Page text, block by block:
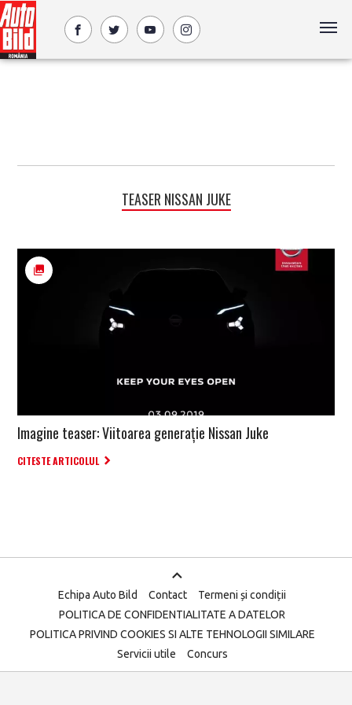
TEASER NISSAN JUKE
Imagine teaser: Viitoarea generație Nissan Juke
CITESTE ARTICOLUL
Echipa Auto Bild Contact
Termeni și condiții
POLITICA DE CONFIDENTIALITATE A DATELOR
POLITICA PRIVIND COOKIES SI ALTE TEHNOLOGII SIMILARE
Servicii utile
Concurs